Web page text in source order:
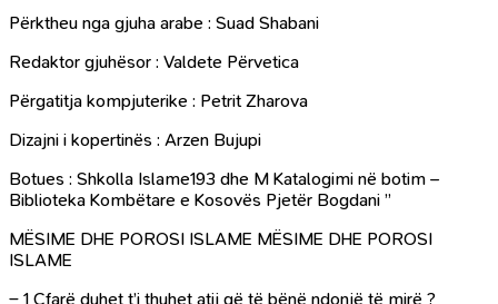
Përktheu nga gjuha arabe : Suad Shabani
Redaktor gjuhësor : Valdete Përvetica
Përgatitja kompjuterike : Petrit Zharova
Dizajni i kopertinës : Arzen Bujupi
Botues : Shkolla Islame193 dhe M Katalogimi në botim –
Biblioteka Kombëtare e Kosovës Pjetër Bogdani ”
MËSIME DHE POROSI ISLAME MËSIME DHE POROSI
ISLAME
– 1 Çfarë duhet t’i thuhet atij që të bënë ndonjë të mirë ?